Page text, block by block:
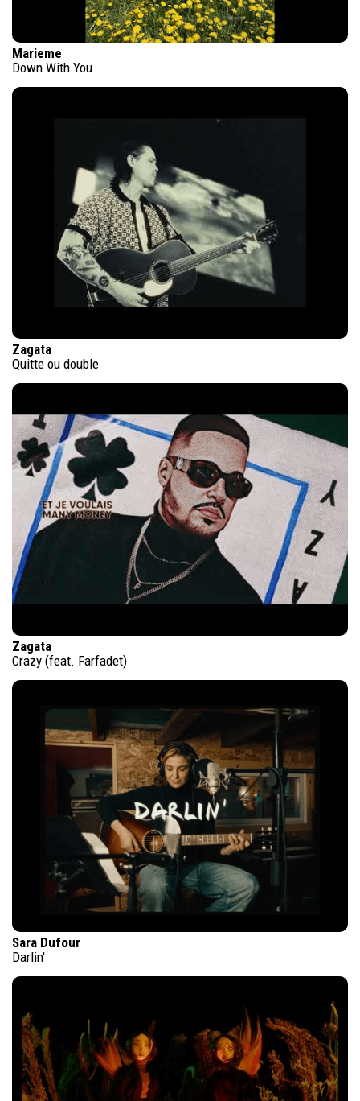
Marieme
Down With You
Zagata
Quitte ou double
Zagata
Crazy (feat. Farfadet)
Sara Dufour
Darlin'